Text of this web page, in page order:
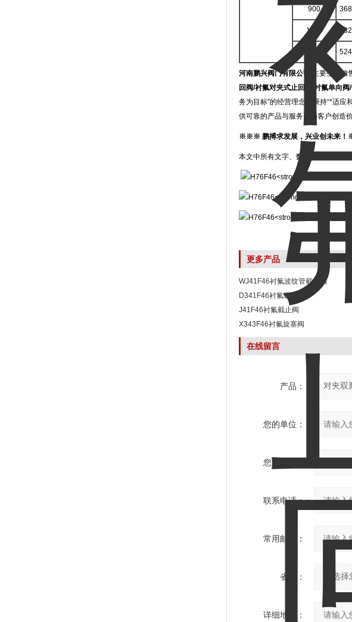
900 368
1000 432
524
河南鹏兴阀门有限公司 主要生产销
回阀/衬氟对夹式止回阀 衬氟单向阀/
务为目标”的经营理念，秉持“*适应
供可靠的产品与服务，为客户创造价
※※※ 鹏搏求发展，兴业创未来
本文中所有文字、数据、图片仅供参
更多产品
WJ41F46衬氟波纹管截止阀
D341F46衬氟蝶阀
J41F46衬氟截止阀
X343F46衬氟旋塞阀
在线留言
产品：
您的单位：
您的姓名：
联系电话：
常用邮箱：
省份：
详细地址：